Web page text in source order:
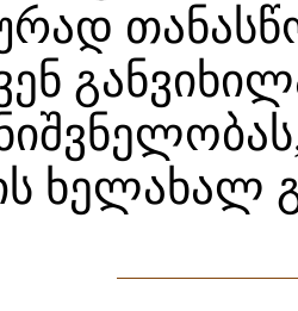
ხელახალ